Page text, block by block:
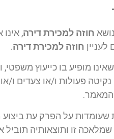
חוזה למכירת דירה,
חוזה למכירת דירה.
מופיע בו כייעוץ משפטי,
פעולות ו/או צעדים ו/
המאמר.
שעומדות על הפרק עת ביצוע
זו ותוצאותיה